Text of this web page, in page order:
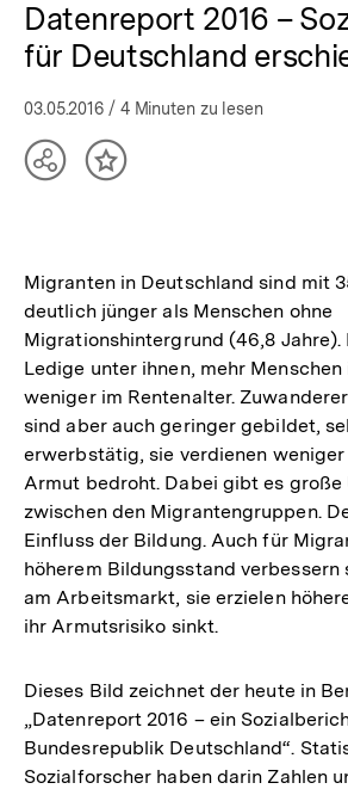
Datenreport 2016 –
für Deutschland
03.05.2016 / 4 Minuten zu lesen
TeilenInhalt
Migranten in Deutschland sind mit
deutlich jünger als Menschen ohne
Migrationshintergrund (46,8 Jahre).
Ledige unter ihnen, mehr
weniger im Rentenalter.
sind aber auch geringer gebildet,
erwerbstätig, sie verdienen
Armut bedroht. Dabei gibt es große
zwischen den Migrantengruppen.
Einfluss der Bildung. Auch für
höherem Bildungsstand verbessern
am Arbeitsmarkt, sie erzielen
ihr Armutsrisiko sinkt.
Dieses Bild zeichnet der heute in
„Datenreport 2016 – ein
Bundesrepublik Deutschland“.
Sozialforscher haben darin Zahlen